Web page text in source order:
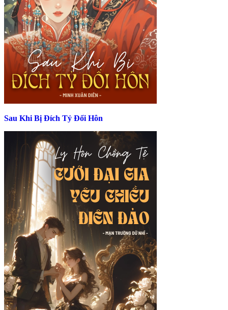
Sau Khi Bị Đích Tỷ Đổi Hôn